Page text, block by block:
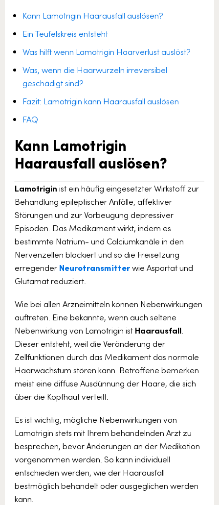
Kann Lamotrigin Haarausfall auslösen?
Ein Teufelskreis entsteht
Was hilft wenn Lamotrigin Haarverlust auslöst?
Was, wenn die Haarwurzeln irreversibel
geschädigt sind?
Fazit: Lamotrigin kann Haarausfall auslösen
FAQ
Kann Lamotrigin
Haarausfall auslösen?
Lamotrigin ist ein häufig eingesetzter Wirkstoff zur
Behandlung epileptischer Anfälle, affektiver
Störungen und zur Vorbeugung depressiver
Episoden. Das Medikament wirkt, indem es
bestimmte Natrium- und Calciumkanäle in den
Nervenzellen blockiert und so die Freisetzung
erregender Neurotransmitterwie Aspartat und
Glutamat reduziert.
Wie bei allen Arzneimitteln können Nebenwirkungen
auftreten. Eine bekannte, wenn auch seltene
Nebenwirkung von Lamotrigin ist Haarausfall.
Dieser entsteht, weil die Veränderung der
Zellfunktionen durch das Medikament das normale
Haarwachstum stören kann. Betroffene bemerken
meist eine diffuse Ausdünnung der Haare, die sich
über die Kopfhaut verteilt.
Es ist wichtig, mögliche Nebenwirkungen von
Lamotrigin stets mit Ihrem behandelnden Arzt zu
besprechen, bevor Änderungen an der Medikation
vorgenommen werden. So kann individuell
entschieden werden, wie der Haarausfall
bestmöglich behandelt oder ausgeglichen werden
kann.